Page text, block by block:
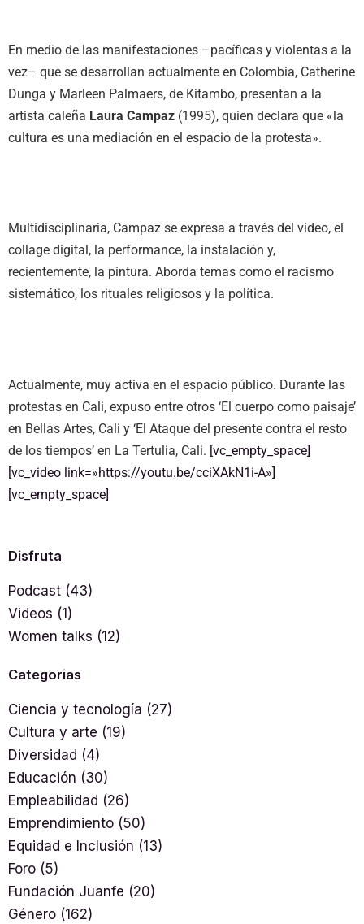
En medio de las manifestaciones –pacíficas y violentas a la
vez– que se desarrollan actualmente en Colombia, Catherine
Dunga y Marleen Palmaers, de Kitambo, presentan a la
artista caleña Laura Campaz (1995), quien declara que «la
cultura es una mediación en el espacio de la protesta».
Multidisciplinaria, Campaz se expresa a través del video, el
collage digital, la performance, la instalación y,
recientemente, la pintura. Aborda temas como el racismo
sistemático, los rituales religiosos y la política.
Actualmente, muy activa en el espacio público. Durante las
protestas en Cali, expuso entre otros ‘El cuerpo como paisaje’
en Bellas Artes, Cali y ‘El Ataque del presente contra el resto
de los tiempos’ en La Tertulia, Cali. [vc_empty_space]
[vc_video link=»https://youtu.be/cciXAkN1i-A»]
[vc_empty_space]
Disfruta
Podcast (43)
Videos (1)
Women talks (12)
Categorias
Ciencia y tecnología (27)
Cultura y arte (19)
Diversidad (4)
Educación (30)
Empleabilidad (26)
Emprendimiento (50)
Equidad e Inclusión (13)
Foro (5)
Fundación Juanfe (20)
Género (162)